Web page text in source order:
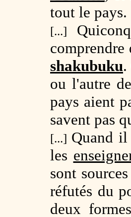
tout le pays.
[...]
shakubuku
ou l'autre
pays aient
savent pas
[...] Quand il
les
sont
réfutés du
deux